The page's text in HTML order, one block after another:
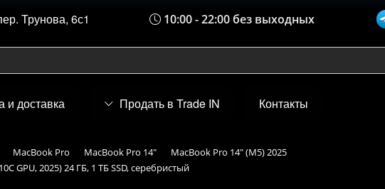
Трунова, 6с1 10:00 - 22:00 без выходных
и доставка Продать в Trade IN Контакты
MacBook Pro MacBook Pro 14"
MacBook Pro 14" (M5) 2025
GPU, 2025) 24 ГБ, 1 ТБ SSD, серебристый